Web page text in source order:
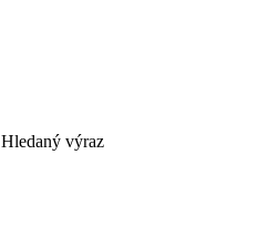
Hledaný výraz